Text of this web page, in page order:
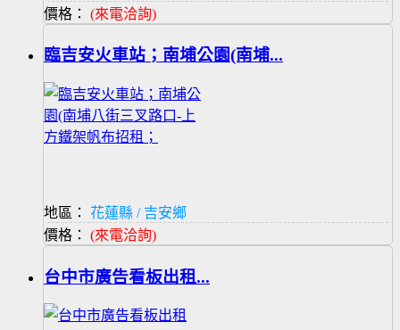
價格： (來電洽詢)
臨吉安火車站；南埔公園(南埔...
地區：
花蓮縣 / 吉安鄉
價格： (來電洽詢)
台中市廣告看板出租...